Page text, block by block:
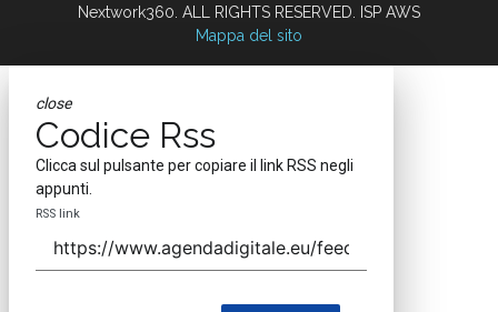
Nextwork360. ALL RIGHTS RESERVED. ISP AWS
Mappa del sito
close
Codice Rss
Clicca sul pulsante per copiare il link RSS negli
appunti.
RSS link